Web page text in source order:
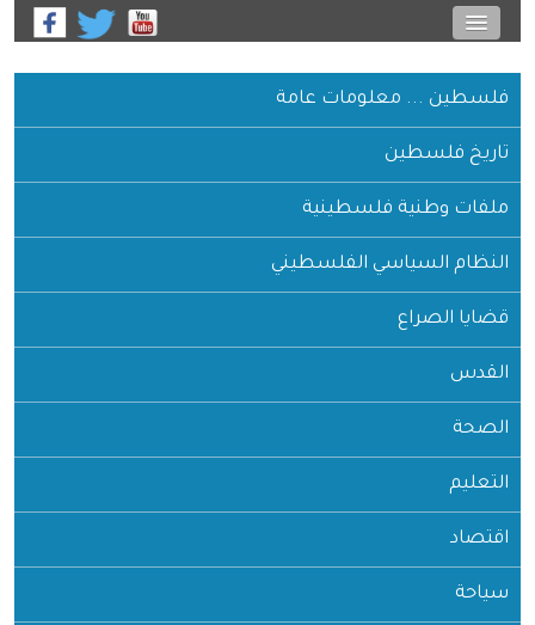
فلسطين ... معلومات عامة
تاريخ فلسطين
ملفات وطنية فلسطينية
النظام السياسي الفلسطيني
قضايا الصراع
القدس
الصحة
التعليم
اقتصاد
سياحة